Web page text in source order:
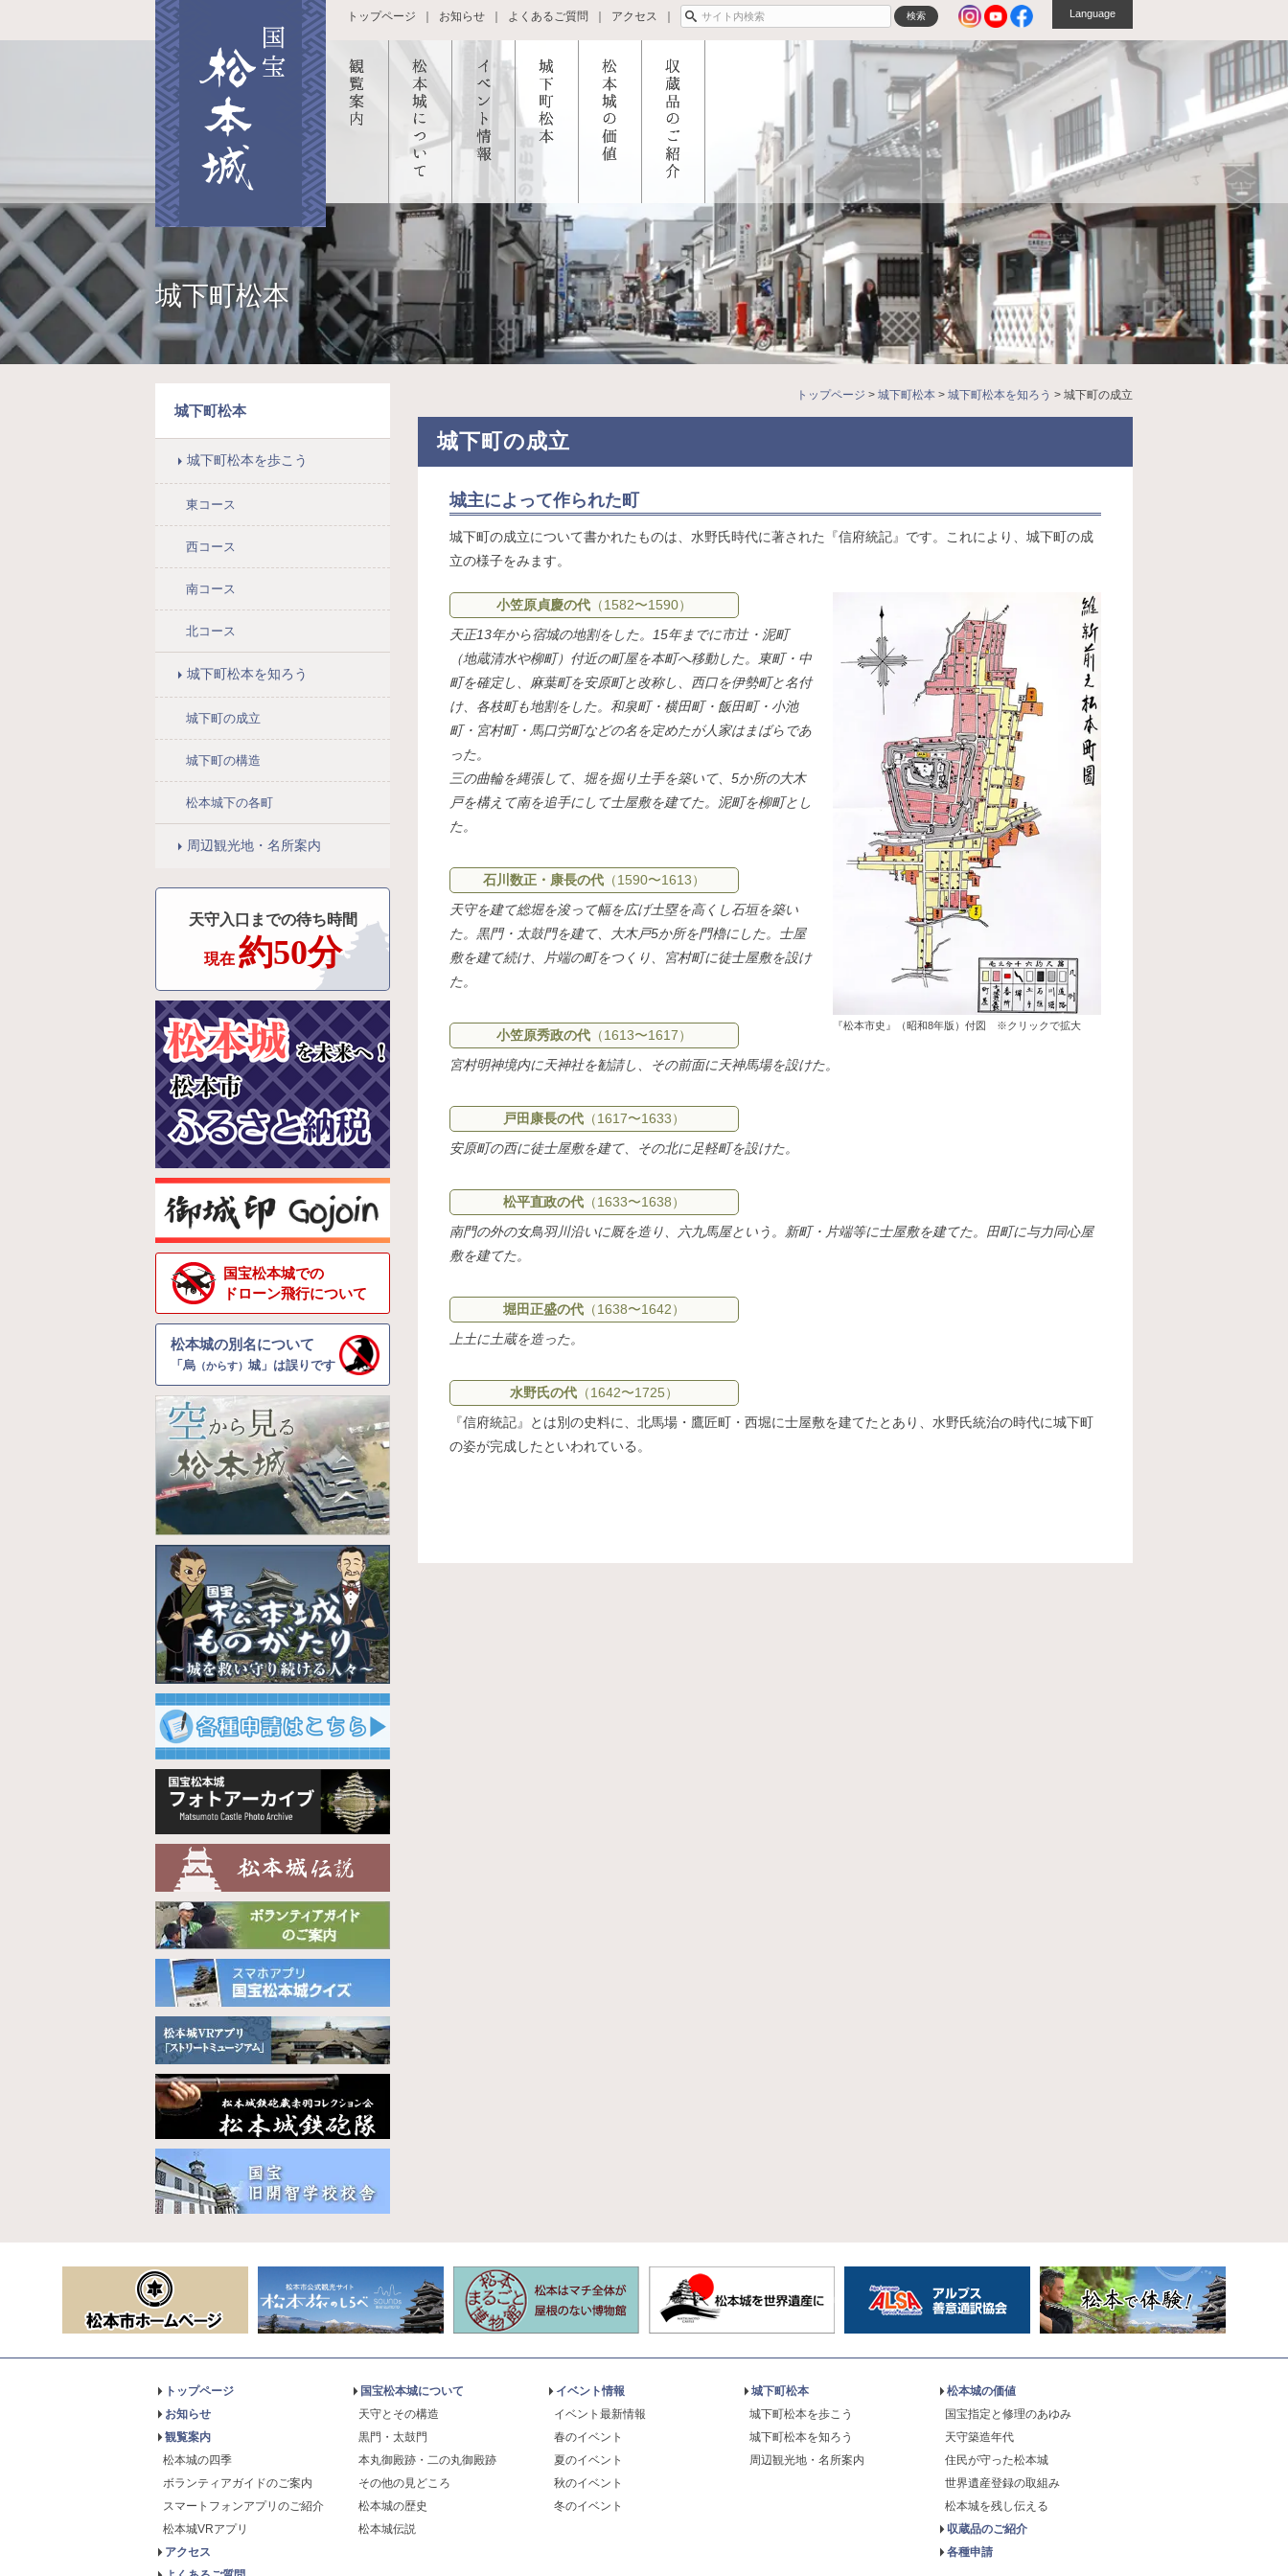
トップページ お知らせ よくあるご質問 アクセス Language
観覧案内
松本城の
ボランテ
ィアガイ
ドのご案
内
スマート
国宝松本
城につい
天守とそ
の構造
黒門・太
鼓門
丸御殿跡
その他の
イベント
情報
イベント
最新情報
春のイベ
ント
夏のイベ
ント
冬のイベ
城下町松
本
城下町松
本を歩こ
う
城下町松
本を知ろ
地・名所
案内
松本城の
国宝指定
と修理の
あゆみ
天守築造
年代
組み
所蔵品の
ご紹介
城下町松本
トップページ > 城下町松本 > 城下町松本を知ろう > 城下町の成立
城下町の成立
城主によって作られた町
城下町の成立について書かれたものは、水野氏時代に著された『信府統記』です。これにより、城下町の成
立の様子をみます。
『松本市史』（昭和8年版）付図 ※クリックで拡大
小笠原貞慶の代 （1582〜1590）
天正13年から宿城の地割をした。15年までに市辻・泥町
（地蔵清水や柳町）付近の町屋を本町へ移動した。東町・中
町を確定し、麻葉町を安原町と改称し、西口を伊勢町と名付
け、各枝町も地割をした。和泉町・横田町・飯田町・小池
町・宮村町・馬口労町などの名を定めたが人家はまばらであ
った。
三の曲輪を縄張して、堀を掘り土手を築いて、5か所の大木
戸を構えて南を追手にして士屋敷を建てた。泥町を柳町とし
た。
石川数正・康長の代 （1590〜1613）
天守を建て総堀を浚って幅を広げ土塁を高くし石垣を築い
た。黒門・太鼓門を建て、大木戸5か所を門櫓にした。士屋
敷を建て続け、片端の町をつくり、宮村町に徒士屋敷を設け
た。
小笠原秀政の代 （1613〜1617）
宮村明神境内に天神社を勧請し、その前面に天神馬場を設けた。
戸田康長の代 （1617〜1633）
安原町の西に徒士屋敷を建て、その北に足軽町を設けた。
松平直政の代 （1633〜1638）
南門の外の女鳥羽川沿いに厩を造り、六九馬屋という。新町・片端等に士屋敷を建てた。田町に与力同心屋
敷を建てた。
堀田正盛の代 （1638〜1642）
上土に土蔵を造った。
水野氏の代 （1642〜1725）
『信府統記』とは別の史料に、北馬場・鷹匠町・西堀に士屋敷を建てたとあり、水野氏統治の時代に城下町
の姿が完成したといわれている。
城下町松本
城下町松本を歩こう
東コース
西コース
南コース
北コース
城下町松本を知ろう
城下町の成立
城下町の構造
松本城下の各町
周辺観光地・名所案内
天守入口までの待ち時間
現在 約50分
国宝松本城での
ドローン飛行について
松本城の別名について
「烏 （からす） 城」は誤りです
トップページ
お知らせ
観覧案内
松本城の四季
ボランティアガイドのご案内
スマートフォンアプリのご紹介
松本城VRアプリ
アクセス
国宝松本城について
天守とその構造
黒門・太鼓門
本丸御殿跡・二の丸御殿跡
その他の見どころ
松本城の歴史
松本城伝説
イベント情報
イベント最新情報
春のイベント
夏のイベント
秋のイベント
冬のイベント
城下町松本
城下町松本を歩こう
城下町松本を知ろう
周辺観光地・名所案内
松本城の価値
国宝指定と修理のあゆみ
天守築造年代
住民が守った松本城
世界遺産登録の取組み
松本城を残し伝える
収蔵品のご紹介
各種申請